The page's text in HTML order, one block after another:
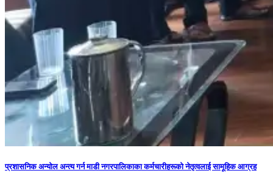
प्रशासनिक अन्योल अन्त्य गर्न माडी नगरपालिकाका कर्मचारीहरूको नेतृत्वलाई सामूहिक आग्रह